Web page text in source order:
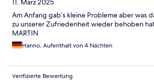
11. März 2025
Am Anfang gab’s kleine Probleme aber was
zu unserer Zufriedenheit wieder behoben
MARTIN
Hanno, Aufenthalt von 4 Nächten
Verifizierte Bewertung